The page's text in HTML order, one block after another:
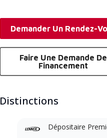
Demander Un Rendez-
Faire Une Demande De
Financement
Distinctions
Dépositaire